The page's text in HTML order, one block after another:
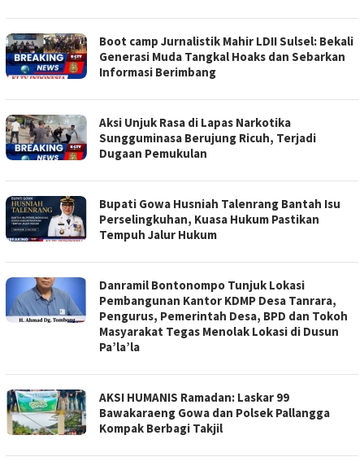
Boot camp Jurnalistik Mahir LDII Sulsel: Bekali
Generasi Muda Tangkal Hoaks dan Sebarkan
Informasi Berimbang
Aksi Unjuk Rasa di Lapas Narkotika
Sungguminasa Berujung Ricuh, Terjadi
Dugaan Pemukulan
Bupati Gowa Husniah Talenrang Bantah Isu
Perselingkuhan, Kuasa Hukum Pastikan
Tempuh Jalur Hukum
Danramil Bontonompo Tunjuk Lokasi
Pembangunan Kantor KDMP Desa Tanrara,
Pengurus, Pemerintah Desa, BPD dan Tokoh
Masyarakat Tegas Menolak Lokasi di Dusun
Pa’la’la
AKSI HUMANIS Ramadan: Laskar 99
Bawakaraeng Gowa dan Polsek Pallangga
Kompak Berbagi Takjil